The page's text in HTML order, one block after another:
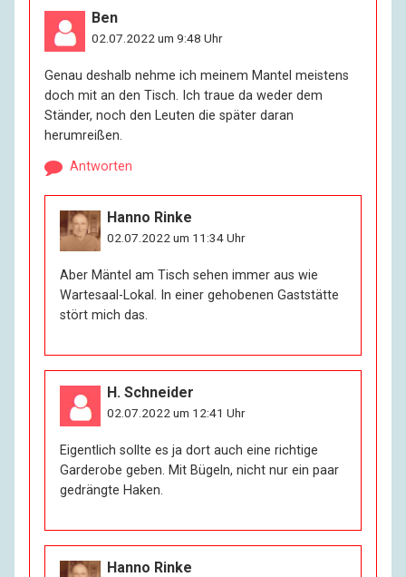
Ben
02.07.2022 um 9:48 Uhr
Genau deshalb nehme ich meinem Mantel meistens
doch mit an den Tisch. Ich traue da weder dem
Ständer, noch den Leuten die später daran
herumreißen.
Antworten
Hanno Rinke
02.07.2022 um 11:34 Uhr
Aber Mäntel am Tisch sehen immer aus wie
Wartesaal-Lokal. In einer gehobenen Gaststätte
stört mich das.
H. Schneider
02.07.2022 um 12:41 Uhr
Eigentlich sollte es ja dort auch eine richtige
Garderobe geben. Mit Bügeln, nicht nur ein paar
gedrängte Haken.
Hanno Rinke